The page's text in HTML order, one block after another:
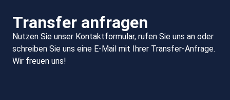
Transfer anfragen
Nutzen Sie unser Kontaktformular, rufen Sie uns an oder
schreiben Sie uns eine E-Mail mit Ihrer Transfer-Anfrage.
Wir freuen uns!